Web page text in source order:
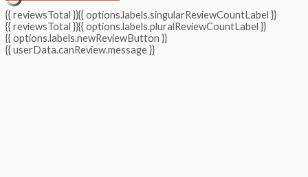
{{ reviewsTotal }}{{ options.labels.singularReviewCountLabel }}
{{ reviewsTotal }}{{ options.labels.pluralReviewCountLabel }}
{{ options.labels.newReviewButton }}
{{ userData.canReview.message }}